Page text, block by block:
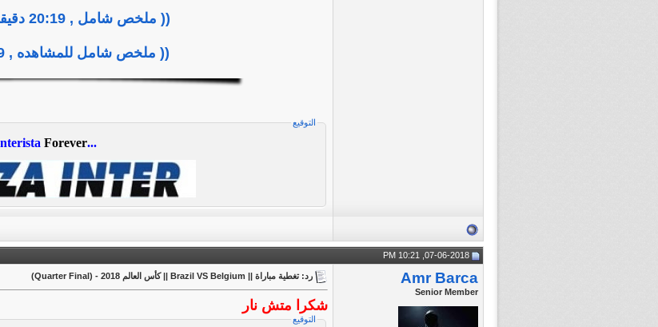
(( ملخص شامل , 20:19 دقيقة, 508 ميجا))
(( ملخص شامل للمشاهده , 20:19 دقيقة))
التوقيع
...Interista
Forever
Amr Barca
Senior Member
رد: تغطية مباراة || Brazil VS Belgium || كأس العالم 2018 - (Quarter Final)
شكرا متش نار
التوقيع